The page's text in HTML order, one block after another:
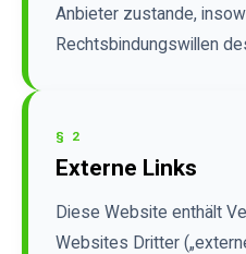
Anbieter zustande,
Rechtsbindungswillen
§ 2
Externe Links
Diese Website enthält
Websites Dritter